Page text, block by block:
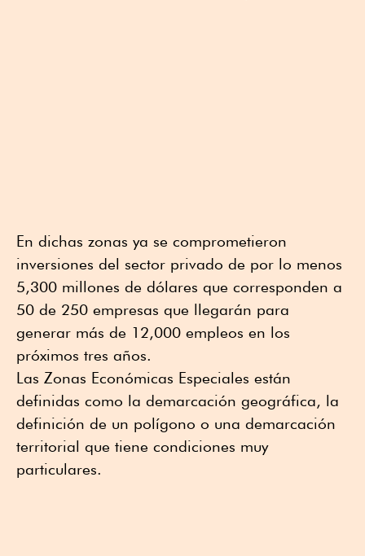
En dichas zonas ya se comprometieron
inversiones del sector privado de por lo menos
5,300 millones de dólares que corresponden a
50 de 250 empresas que llegarán para
generar más de 12,000 empleos en los
próximos tres años.
Las Zonas Económicas Especiales están
definidas como la demarcación geográfica, la
definición de un polígono o una demarcación
territorial que tiene condiciones muy
particulares.